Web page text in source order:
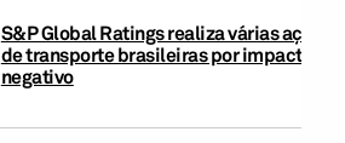
S&P Global Ratings realiza várias ações
de transporte brasileiras por impacto da
negativo